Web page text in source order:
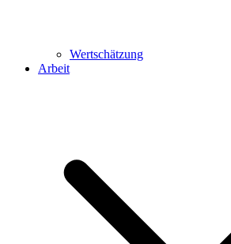
Wertschätzung
Arbeit